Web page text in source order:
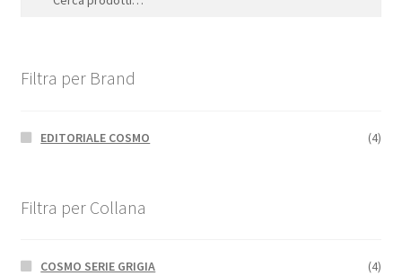
Filtra per Brand
EDITORIALE COSMO (4)
Filtra per Collana
COSMO SERIE GRIGIA
(4)